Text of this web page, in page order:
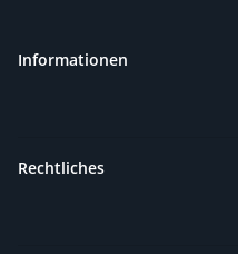
Informationen
Rechtliches